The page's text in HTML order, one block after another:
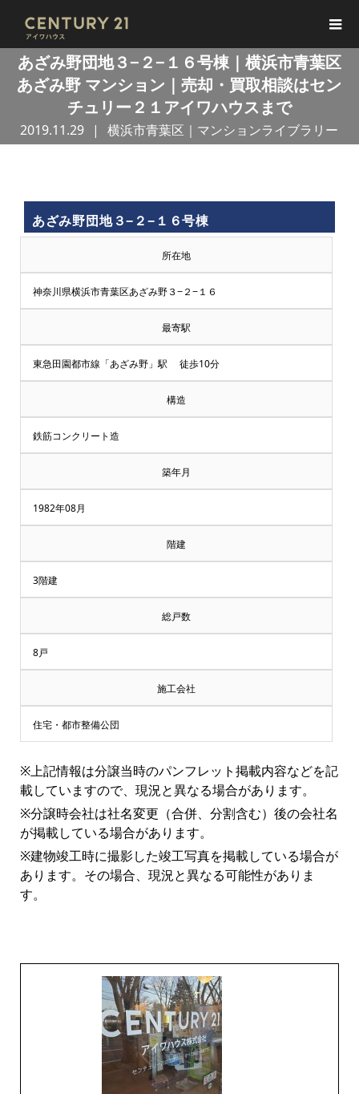
あざみ野団地３−２−１６号棟｜横浜市青葉区
あざみ野 マンション｜売却・買取相談はセン
チュリー２１アイワハウスまで
2019.11.29 横浜市青葉区｜マンションライブラリー
買
取
王
で
売
却・
取
談
付
中
♪
マ
ン
シ
ョ
ン
あざみ野団地３−２−１６号棟
所在地
神奈川県横浜市青葉区あざみ野３−２−１６
最寄駅
東急田園都市線「あざみ野」駅 徒歩10分
構造
鉄筋コンクリート造
築年月
1982年08月
階建
3階建
総戸数
8戸
施工会社
住宅・都市整備公団
※上記情報は分譲当時のパンフレット掲載内容などを記
載していますので、現況と異なる場合があります。
※分譲時会社は社名変更（合併、分割含む）後の会社名
が掲載している場合があります。
※建物竣工時に撮影した竣工写真を掲載している場合が
あります。その場合、現況と異なる可能性がありま
す。